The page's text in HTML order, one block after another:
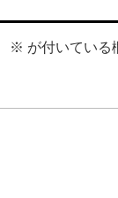
※ が付いている